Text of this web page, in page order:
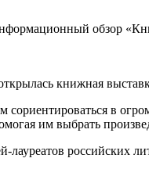
книжная
сориентироваться в
им выбрать
лауреатов российских